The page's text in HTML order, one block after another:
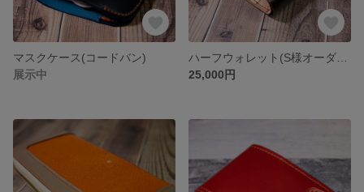
マスクケース(コードバン)
展示中
25,000円